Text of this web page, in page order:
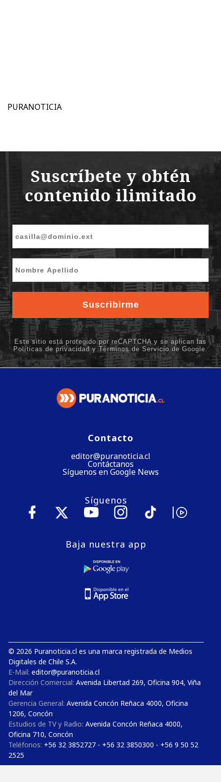
PURANOTICIA
Contacto
editor@puranoticia.cl
Contáctanos
Síguenos en Google News
Síguenos
Baja nuestra app
© 2026 Puranoticia.cl es una marca registrada de Medios
Digitales de Chile S.A.
E-Mail: editor@puranoticia.cl
Dirección Comercial: Avenida Libertad 269, Oficina 904, Viña
del Mar
Gerencia General: Avenida Concón Reñaca 4000, Oficina
1206, Concón
Estudios de TV y Radio: Avenida Concón Reñaca 4000,
Oficina 710, Concón
Teléfonos: +56 32 3852727 - +56 32 3850300 - +56 9 50 52
2525